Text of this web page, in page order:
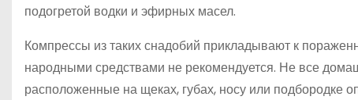
подогретой водки и эфирных масел.
Компрессы из таких снадобий прикладывают к
народными средствами не рекомендуется. Не все
расположенные на щеках, губах, носу или подбородке